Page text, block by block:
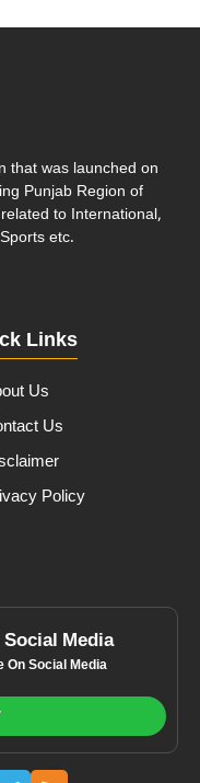
that was launched on
Punjab Region of
to International,
etc.
Links
Us
Us
Policy
Media
On Social Media